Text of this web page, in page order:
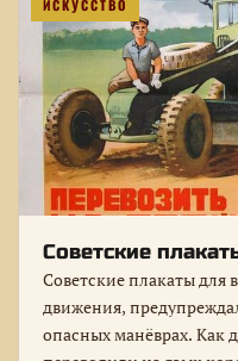
ИСКУССТВО
Советские
Советские плакаты для
движения,
опасных манёврах. Как